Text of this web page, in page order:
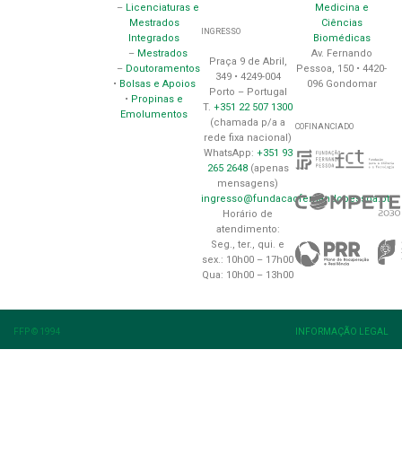
– Licenciaturas e
Mestrados
Integrados
– Mestrados
– Doutoramentos
• Bolsas e Apoios
• Propinas e
Emolumentos
INGRESSO
Praça 9 de Abril,
349 • 4249-004
Porto – Portugal
T.+351 22 507 1300
(chamada p/a a
rede fixa nacional)
WhatsApp: +351 93
265 2648(apenas
mensagens)
ingresso@fundacaofernandopessoa.pt
Horário de
atendimento:
Seg., ter., qui. e
sex.: 10h00 – 17h00
Qua: 10h00 – 13h00
Medicina e
Ciências
Biomédicas
Av. Fernando
Pessoa, 150 • 4420-
096 Gondomar
COFINANCIADO
FFP © 1994 INFORMAÇÃO LEGAL